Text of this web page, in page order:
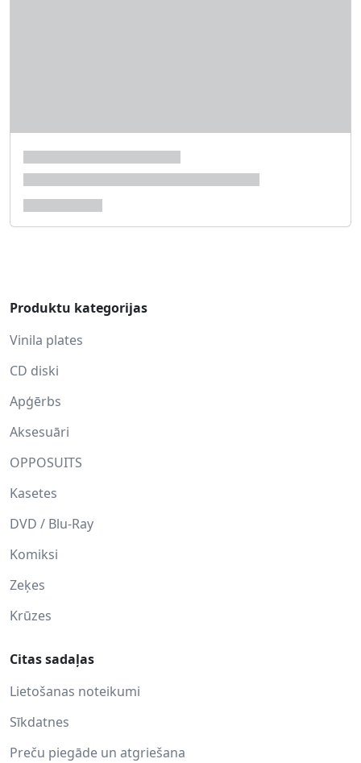
Produktu kategorijas
Vinila plates
CD diski
Apģērbs
Aksesuāri
OPPOSUITS
Kasetes
DVD / Blu-Ray
Komiksi
Zeķes
Krūzes
Citas sadaļas
Lietošanas noteikumi
Sīkdatnes
Preču piegāde un atgriešana